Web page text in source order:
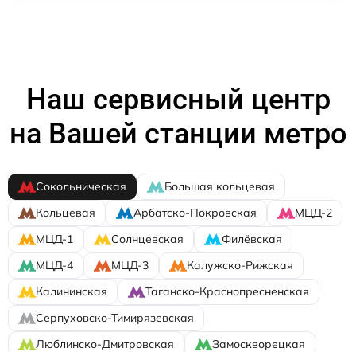
Наш сервисный центр
на Вашей станции метро
Сокольническая
Большая кольцевая
Кольцевая
Арбатско-Покровская
МЦД-2
МЦД-1
Солнцевская
Филёвская
МЦД-4
МЦД-3
Калужско-Рижская
Калининская
Таганско-Краснопресненская
Серпуховско-Тимирязевская
Люблинско-Дмитровская
Замоскворецкая